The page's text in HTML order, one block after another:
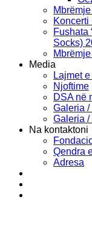
Koncerti
Fushata
Socks)
Media
Lajmet
Njoftime
DSA në
Galeria /
Galeria
Na kontaktoni
Qendra
Adresa